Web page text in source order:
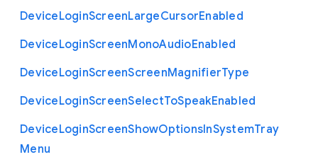
DeviceLoginScreenLargeCursorEnabled
DeviceLoginScreenMonoAudioEnabled
DeviceLoginScreenScreenMagnifierType
DeviceLoginScreenSelectToSpeakEnabled
DeviceLoginScreenShowOptionsInSystemTray
Menu